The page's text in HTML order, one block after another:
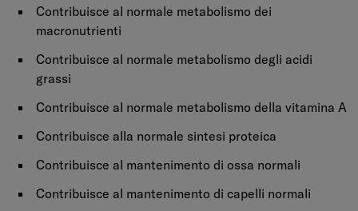
Contribuisce al normale metabolismo dei
macronutrienti
Contribuisce al normale metabolismo degli acidi
grassi
Contribuisce al normale metabolismo della vitamina A
Contribuisce alla normale sintesi proteica
Contribuisce al mantenimento di ossa normali
Contribuisce al mantenimento di capelli normali